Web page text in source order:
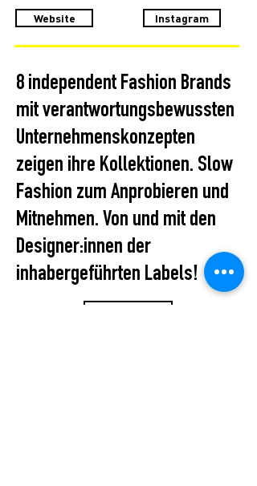
Website Instagram
8 independent Fashion Brands
mit verantwortungsbewussten
Unternehmenskonzepten
zeigen ihre Kollektionen. Slow
Fashion zum Anprobieren und
Mitnehmen. Von und mit den
Designer:innen der
inhabergeführten Labels!